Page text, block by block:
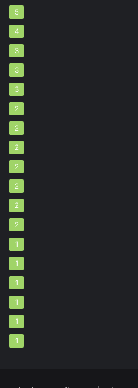
5
4
3
3
3
2
2
2
2
2
2
2
1
1
1
1
1
1